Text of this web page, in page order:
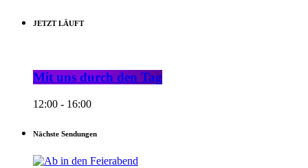
JETZT LÄUFT
Mit uns durch den Tag
12:00 - 16:00
Nächste Sendungen